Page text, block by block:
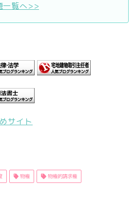
一覧へ>>
サイト
物権 物権的請求権